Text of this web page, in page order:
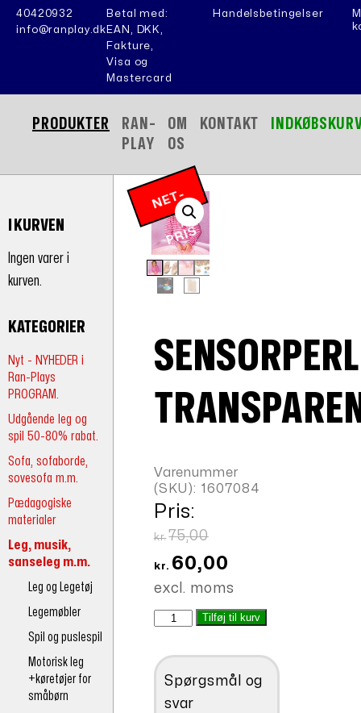
40420932
info@ranplay.dk
Betal med:
EAN, DKK,
Fakture,
Visa og
Mastercard
Handelsbetingelser
PRODUKTER
RAN-
PLAY
OM
OS
KONTAKT
I KURVEN
Ingen varer i
kurven.
KATEGORIER
Nyt - NYHEDER i
Ran-Plays
PROGRAM.
Udgående leg og
spil 50-80% rabat.
Sofa, sofaborde,
sovesofa m.m.
Pædagogiske
materialer
Leg, musik,
sanseleg m.m.
Leg og Legetøj
Legemøbler
Spil og puslespil
Motorisk leg
+køretøjer for
småbørn
N
E
T
-
P
RI
S
Varenummer
(SKU): 1607084
Pris:
kr. 75,00Den
oprindelige
kr.75,00.
kr. 60,00
er:
excl. moms
Sensorperler
Tilføj til kurv
Spørgsmål og
svar